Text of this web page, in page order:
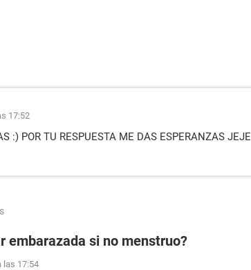
17:52
:) POR TU RESPUESTA ME DAS ESPERANZAS JEJE
embarazada si no menstruo?
las 17:54